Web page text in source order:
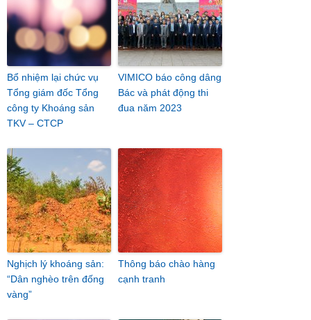
Bổ nhiệm lại chức vụ
Tổng giám đốc Tổng
công ty Khoáng sản
TKV – CTCP
VIMICO báo công dâng
Bác và phát động thi
đua năm 2023
Nghịch lý khoáng sản:
“Dân nghèo trên đống
vàng”
Thông báo chào hàng
cạnh tranh